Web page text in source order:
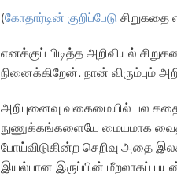
(கோதார்டின் குறிப்பேடு சிறுகதை
எனக்குப் பிடித்த அறிவியல்
நினைக்கிறேன். நான் விரும்பும்
அறிபுனைவு வகைமையில் பல
நுணுக்கங்களையே மையமாக
போய்விடுகின்ற செறிவு அதை
இயல்பான இருப்பின் மீறலாகப்